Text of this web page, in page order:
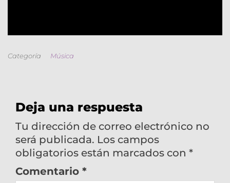
Categoría Música
Deja una respuesta
Tu dirección de correo electrónico no
será publicada. Los campos
obligatorios están marcados con *
Comentario *